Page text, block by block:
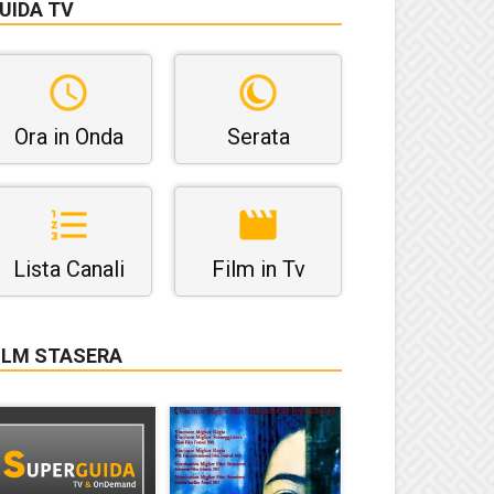
TV
Ora in Onda Serata
Lista Canali Film in Tv
STASERA